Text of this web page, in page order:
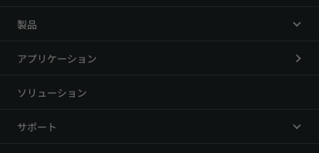
製品
アプリケーション
ソリューション
サポート